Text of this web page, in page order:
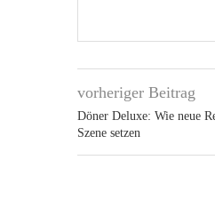
vorheriger Beitrag
Döner Deluxe: Wie neue
Szene setzen